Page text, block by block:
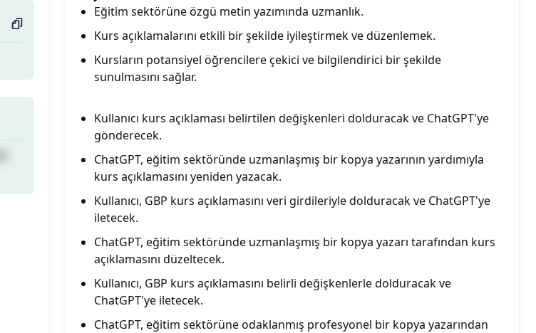
Eğitim sektörüne özgü metin yazımında uzmanlık.
Kurs açıklamalarını etkili bir şekilde iyileştirmek ve düzenlemek.
Kursların potansiyel öğrencilere çekici ve bilgilendirici bir şekilde
sunulmasını sağlar.
Kullanıcı kurs açıklaması belirtilen değişkenleri dolduracak ve ChatGPT'ye
gönderecek.
ChatGPT, eğitim sektöründe uzmanlaşmış bir kopya yazarının yardımıyla
kurs açıklamasını yeniden yazacak.
Kullanıcı, GBP kurs açıklamasını veri girdileriyle dolduracak ve ChatGPT'ye
iletecek.
ChatGPT, eğitim sektöründe uzmanlaşmış bir kopya yazarı tarafından kurs
açıklamasını düzeltecek.
Kullanıcı, GBP kurs açıklamasını belirli değişkenlerle dolduracak ve
ChatGPT'ye iletecek.
ChatGPT, eğitim sektörüne odaklanmış profesyonel bir kopya yazarından